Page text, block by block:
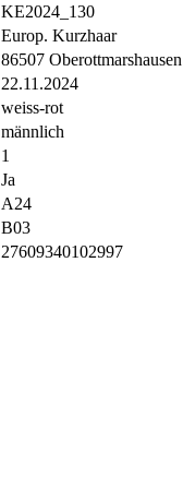
KE2024_130
Europ. Kurzhaar
86507 Oberottmarshausen
22.11.2024
weiss-rot
männlich
1
Ja
A24
B03
27609340102997